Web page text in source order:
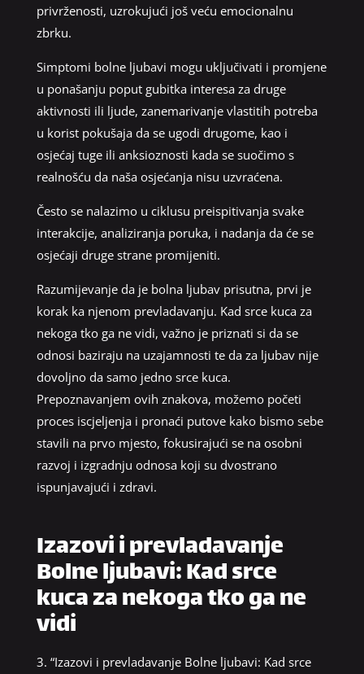
privrženosti, uzrokujući još veću emocionalnu
zbrku.
Simptomi bolne ljubavi mogu uključivati i promjene
u ponašanju poput gubitka interesa za druge
aktivnosti ili ljude, zanemarivanje vlastitih potreba
u korist pokušaja da se ugodi drugome, kao i
osjećaj tuge ili anksioznosti kada se suočimo s
realnošću da naša osjećanja nisu uzvraćena.
Često se nalazimo u ciklusu preispitivanja svake
interakcije, analiziranja poruka, i nadanja da će se
osjećaji druge strane promijeniti.
Razumijevanje da je bolna ljubav prisutna, prvi je
korak ka njenom prevladavanju. Kad srce kuca za
nekoga tko ga ne vidi, važno je priznati si da se
odnosi baziraju na uzajamnosti te da za ljubav nije
dovoljno da samo jedno srce kuca.
Prepoznavanjem ovih znakova, možemo početi
proces iscjeljenja i pronaći putove kako bismo sebe
stavili na prvo mjesto, fokusirajući se na osobni
razvoj i izgradnju odnosa koji su dvostrano
ispunjavajući i zdravi.
Izazovi i prevladavanje
Bolne ljubavi: Kad srce
kuca za nekoga tko ga ne
vidi
3. “Izazovi i prevladavanje Bolne ljubavi: Kad srce